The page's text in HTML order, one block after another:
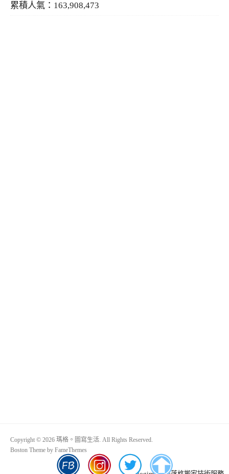
累積人氣：163,908,473
Copyright © 2026 瑪格。圖寫生活. All Rights Reserved.
Boston Theme by FameThemes